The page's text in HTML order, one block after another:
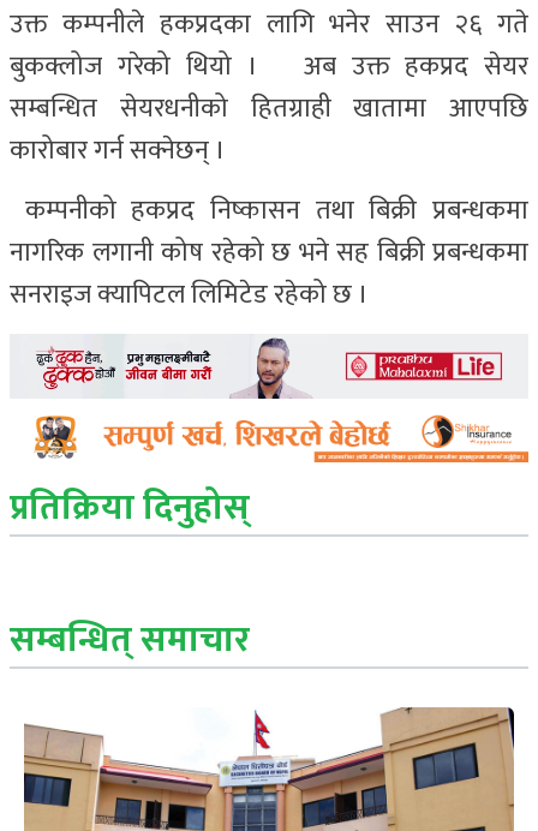
उक्त कम्पनीले हकप्रदका लागि भनेर साउन २६ गते
बुकक्लोज गरेको थियो । अब उक्त हकप्रद सेयर
सम्बन्धित सेयरधनीको हितग्राही खातामा आएपछि
कारोबार गर्न सक्नेछन् ।
कम्पनीको हकप्रद निष्कासन तथा बिक्री प्रबन्धकमा
नागरिक लगानी कोष रहेको छ भने सह बिक्री प्रबन्धकमा
सनराइज क्यापिटल लिमिटेड रहेको छ ।
प्रतिक्रिया दिनुहोस्
सम्बन्धित् समाचार